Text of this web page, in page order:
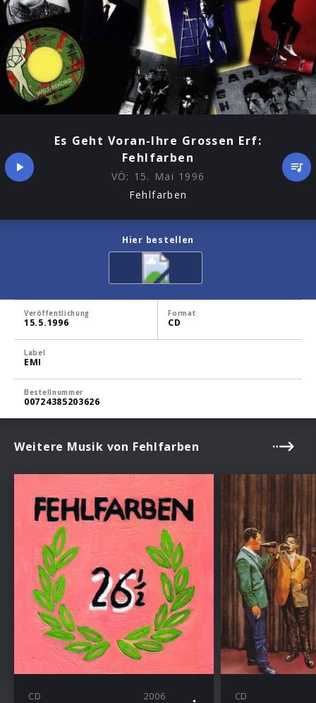
Es Geht Voran-Ihre Grossen Erf:
Fehlfarben
VÖ: 15. Mai 1996
Fehlfarben
Hier bestellen
Veröffentlichung
15.5.1996
Format
CD
Label
EMI
Bestellnummer
00724385203626
Weitere Musik von Fehlfarben
CD 2006 CD